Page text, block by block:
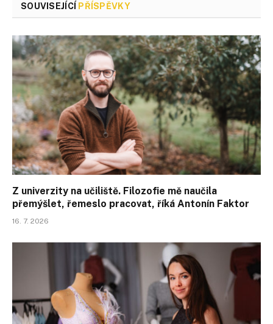
SOUVISEJÍCÍ PŘÍSPĚVKY
Z univerzity na učiliště. Filozofie mě naučila
přemýšlet, řemeslo pracovat, říká Antonín Faktor
16. 7. 2026